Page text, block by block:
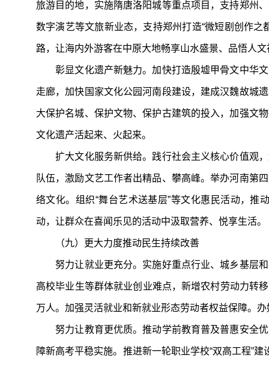
旅游目的地，实施隋唐洛阳城等重点项目，支持郑州
数字演艺等文旅新业态，支持郑州打造“微短剧创作之
路，让海内外游客在中原大地畅享山水盛景、品悟人文
彰显文化遗产新魅力。加快打造殷墟甲骨文中华文
走廊，加快国家文化公园河南段建设，建成汉魏故城
大保护名城、保护文物、保护古建筑的投入，加强文
文化遗产活起来、火起来。
扩大文化服务新供给。践行社会主义核心价值观，
队伍，激励文艺工作者出精品、攀高峰。举办河南第
络文化。组织“舞台艺术送基层”等文化惠民活动，
动，让群众在喜闻乐见的活动中汲取营养、悦享生活。
（九）更大力度推动民生持续改善
努力让就业更充分。实施好重点行业、城乡基层和
高校毕业生等群体就业创业难点，新增农村劳动力转
万人。加强灵活就业和新就业形态劳动者权益保障。
努力让教育更优质。推动学前教育普及普惠安全优
障新高考平稳实施。推进新一轮职业学校“双高工程”